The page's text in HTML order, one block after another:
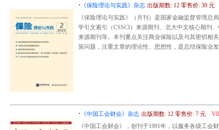
· 《保险理论与实践》杂志 出版期数: 12 零售价: 30 元
《保险理论与实践》（月刊）是国家金融监督管理
学引文索引（CSSCI）来源期刊、北大中文核心期刊
来源期刊等。本刊重点关注商业保险以及与其密切相
策问题，注重文章的理论性、思想性，是总结保险
· 《中国工会财会》杂志 出版期数: 12 零售价: 7 元
《中国工会财会》，创刊于1991年，以服务各级工